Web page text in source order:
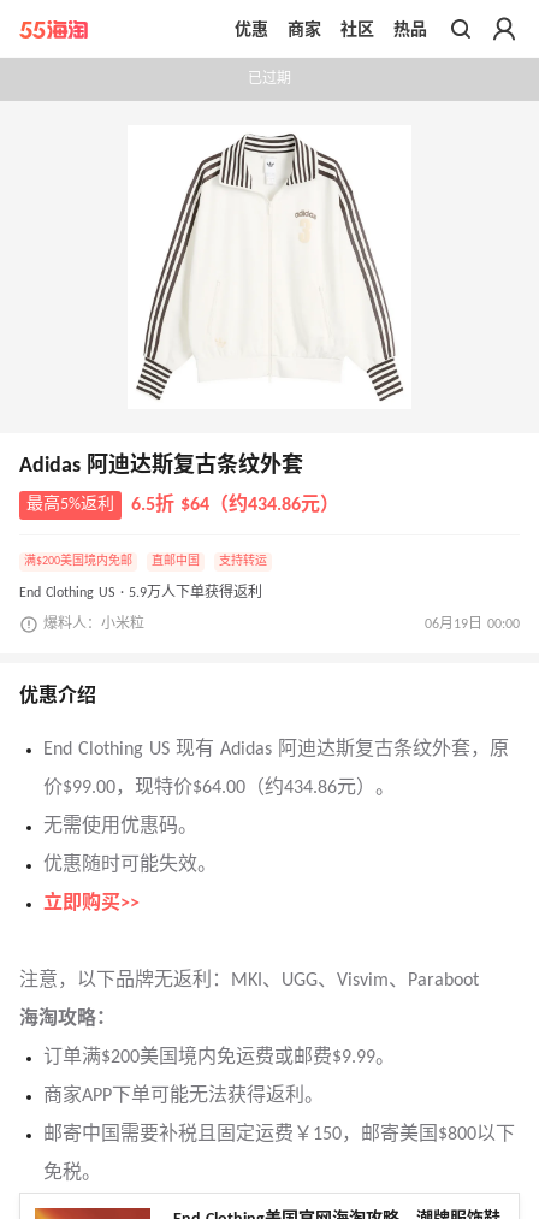
带你去官网买正品
优惠 商家 社区 热品
已过期
Adidas 阿迪达斯复古条纹外套
最高5%返利 6.5折 $64（约434.86元）
满$200美国境内免邮 直邮中国 支持转运
End Clothing US · 5.9万人下单获得返利
爆料人：小米粒 06月19日 00:00
优惠介绍
End Clothing US 现有 Adidas 阿迪达斯复古条纹外套，原
价$99.00，现特价$64.00（约434.86元）。
无需使用优惠码。
优惠随时可能失效。
立即购买>>
注意，以下品牌无返利：MKI、UGG、Visvim、Paraboot
海淘攻略：
订单满$200美国境内免运费或邮费$9.99。
商家APP下单可能无法获得返利。
邮寄中国需要补税且固定运费￥150，邮寄美国$800以下
免税。